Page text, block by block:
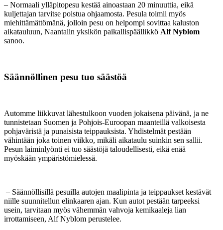
– Normaali ylläpitopesu kestää ainoastaan 20 minuuttia, eikä
kuljettajan tarvitse poistua ohjaamosta. Pesula toimii myös
miehittämättömänä, jolloin pesu on helpompi sovittaa kaluston
aikatauluun, Naantalin yksikön paikallispäällikkö Alf Nyblom
sanoo.
Säännöllinen pesu tuo säästöä
Automme liikkuvat lähestulkoon vuoden jokaisena päivänä, ja ne
tunnistetaan Suomen ja Pohjois-Euroopan maanteillä valkoisesta
pohjaväristä ja punaisista teippauksista. Yhdistelmät pestään
vähintään joka toinen viikko, mikäli aikataulu suinkin sen sallii.
Pesun laiminlyönti ei tuo säästöjä taloudellisesti, eikä enää
myöskään ympäristömielessä.
­ – Säännöllisillä pesuilla autojen maalipinta ja teippaukset kestävät
niille suunnitellun elinkaaren ajan. Kun autot pestään tarpeeksi
usein, tarvitaan myös vähemmän vahvoja kemikaaleja lian
irrottamiseen, Alf Nyblom perustelee.